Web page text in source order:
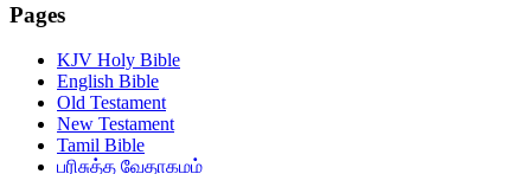
Pages
KJV Holy Bible
English Bible
Old Testament
New Testament
Tamil Bible
பரிசுத்த வேதாகமம்